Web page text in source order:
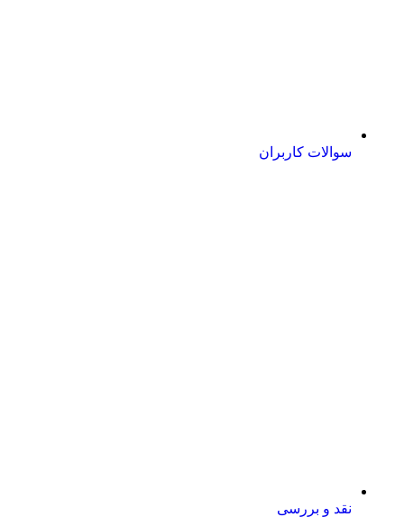
سوالات کاربران
نقد و بررسی